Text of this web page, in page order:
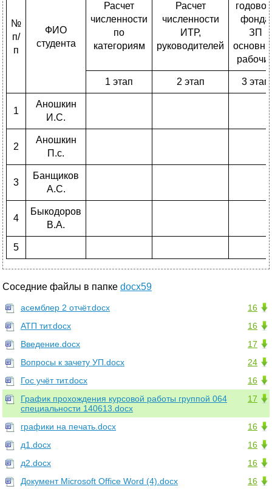
№
п/
п
ФИО
студента
Расчет
численности
по
категориям
Расчет
численности
ИТР,
руководителей
фонда
ЗП
1 этап 2 этап 3 этап
1
Аношкин
И.С.
2
Аношкин
П.с.
3
Банщиков
А.С.
4
Быкодоров
В.А.
5
Соседние файлы в папке docx59
16
асемблер 2 отчёт.docx
16
АТП тит.docx
17
Введение.docx
24
Вопросы к зачету УП.docx
16
Гос учёт тит.docx
17
График прохождения курсовой работы группой 064
специальности 140613.docx
16
графики на печать.docx
16
д1.docx
16
д2.docx
16
Документ Microsoft Office Word (4).docx